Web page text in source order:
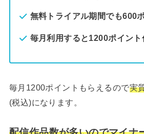
無料トライアル期間でも600
毎月利用すると1200ポイント
毎月1200ポイントもらえるので実
(税込)になります。